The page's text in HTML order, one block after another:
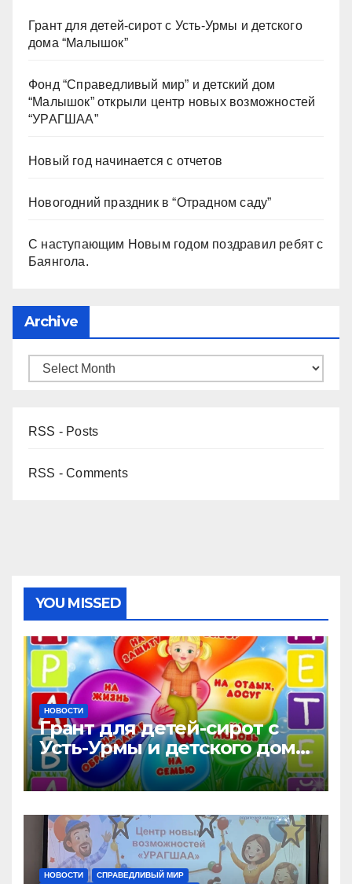
Грант для детей-сирот с Усть-Урмы и детского
дома “Малышок”
Фонд “Справедливый мир” и детский дом
“Малышок” открыли центр новых возможностей
“УРАГШАА”
Новый год начинается с отчетов
Новогодний праздник в “Отрадном саду”
С наступающим Новым годом поздравил ребят с
Баянгола.
Archive
RSS - Posts
RSS - Comments
YOU MISSED
НОВОСТИ
Грант для детей-сирот с
Усть-Урмы и детского дома
“Малышок”
НОВОСТИ
СПРАВЕДЛИВЫЙ МИР